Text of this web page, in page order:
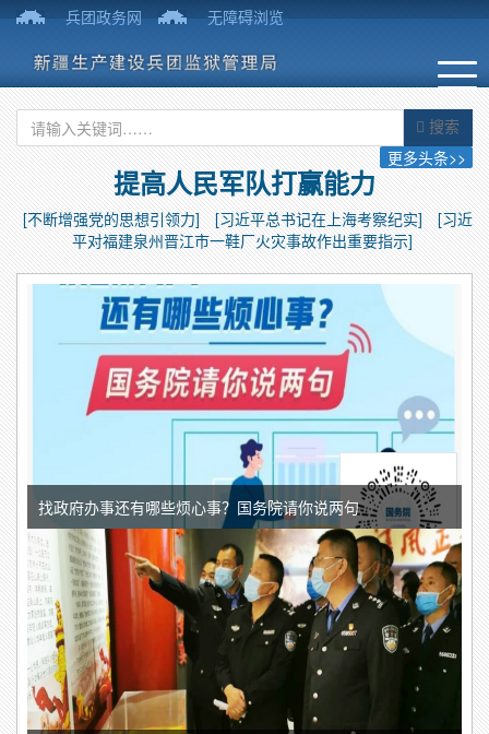
兵团政务网 无障碍浏览
搜索
更多头条>>
提高人民军队打赢能力
[不断增强党的思想引领力] [习近平总书记在上海考察纪实]
[习近
平对福建泉州晋江市一鞋厂火灾事故作出重要指示]
找政府办事还有哪些烦心事？国务院请你说两句